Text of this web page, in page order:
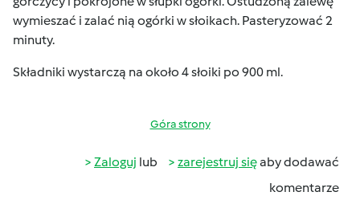
wymieszać i zalać nią ogórki w słoikach. Pasteryzować 2
minuty.
Składniki wystarczą na około 4 słoiki po 900 ml.
Góra strony
Zaloguj lub zarejestruj sięaby dodawać
komentarze